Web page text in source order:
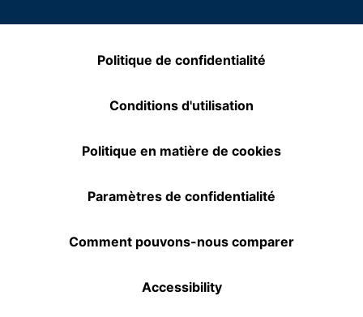
Politique de confidentialité
Conditions d'utilisation
Politique en matière de cookies
Paramètres de confidentialité
Comment pouvons-nous comparer
Accessibility